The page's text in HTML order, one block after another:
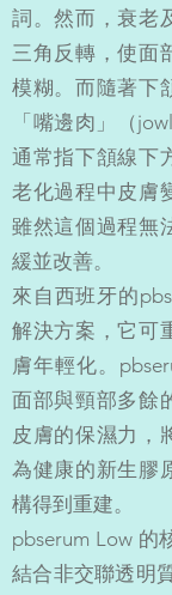
詞。然而，衰老
三角反轉，使面
模糊。而隨著下
「嘴邊肉」（
通常指下頷線下
老化過程中皮膚
雖然這個過程無
緩並改善。
來自西班牙的
解決方案，它可
膚年輕化。
面部與頸部多餘
皮膚的保濕力，
為健康的新生膠
構得到重建。
pbserum Low 的
結合非交聯透明